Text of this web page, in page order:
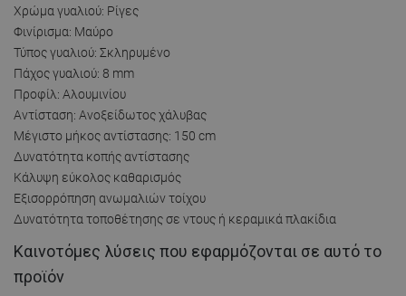
Χρώμα γυαλιού: Ρίγες
Φινίρισμα: Μαύρο
Τύπος γυαλιού: Σκληρυμένο
Πάχος γυαλιού: 8 mm
Προφίλ: Αλουμινίου
Αντίσταση: Ανοξείδωτος χάλυβας
Μέγιστο μήκος αντίστασης: 150 cm
Δυνατότητα κοπής αντίστασης
Κάλυψη εύκολος καθαρισμός
Εξισορρόπηση ανωμαλιών τοίχου
Δυνατότητα τοποθέτησης σε ντους ή κεραμικά πλακίδια
Καινοτόμες λύσεις που εφαρμόζονται σε αυτό το
προϊόν